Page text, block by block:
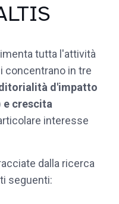
tutta l'attività
concentrano in tre
d'impatto
e crescita
interesse
dalla ricerca
seguenti: